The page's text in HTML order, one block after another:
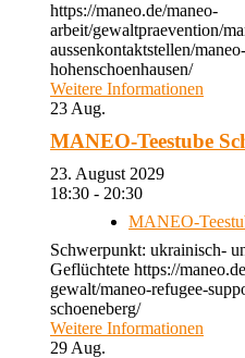
https://maneo.de/maneo-
arbeit/gewaltpraevention/
aussenkontaktstellen/
hohenschoenhausen/
Weitere Informationen
23 Aug.
MANEO-Teestube
23. August 2029
18:30 - 20:30
MANEO-
Schwerpunkt: ukrainisch-
Geflüchtete https://
gewalt/maneo-refugee-
schoeneberg/
Weitere Informationen
29 Aug.